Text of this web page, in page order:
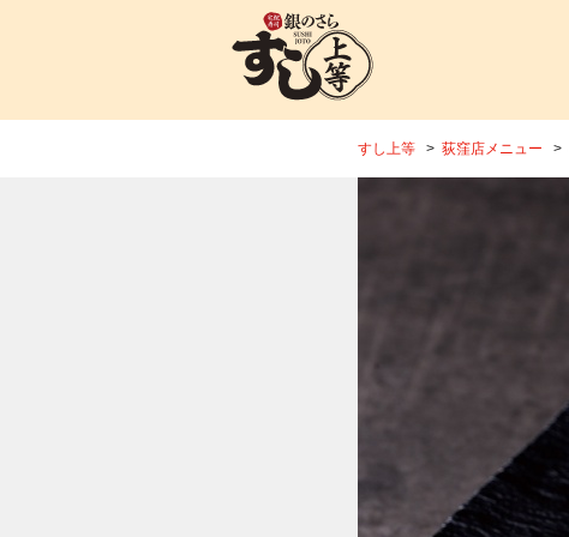
すし上等 荻窪店メニュー